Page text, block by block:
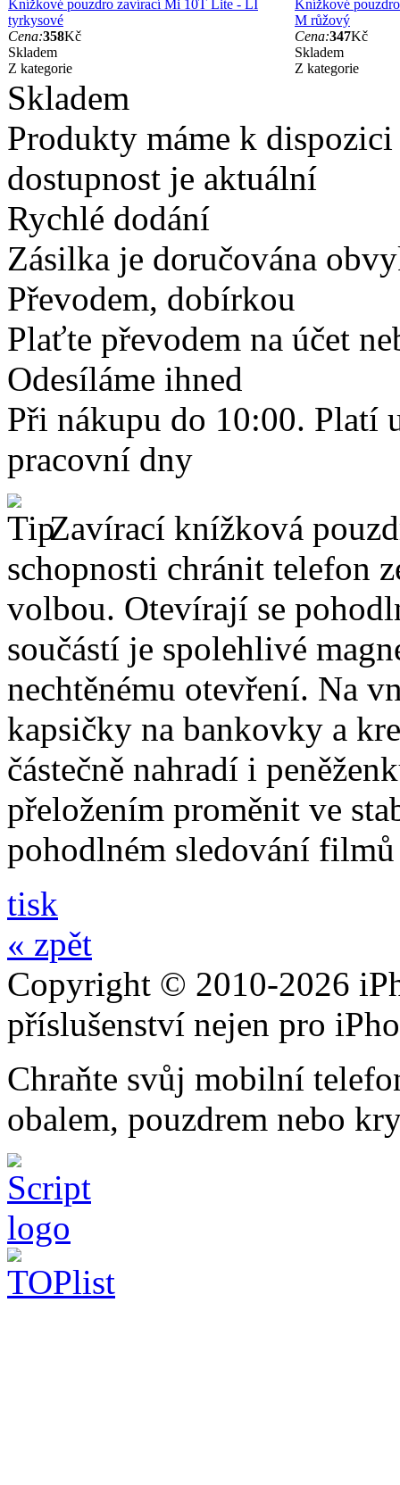
Knížkové pouzdro zavírací Mi 10T Lite - LI
tyrkysové
Cena:358Kč
Skladem
Z kategorie
Knížkové
M růžový
Cena:347Kč
Skladem
Z kategorie
Skladem
Produkty máme k
dostupnost je aktuální
Rychlé dodání
Zásilka je doručována
Převodem, dobírkou
Plaťte převodem na účet
Odesíláme ihned
Při nákupu do 10:00. Platí
pracovní dny
Zavírací knížková
schopnosti chránit telefon
volbou. Otevírají se
součástí je spolehlivé
nechtěnému otevření. Na
kapsičky na bankovky a
částečně nahradí i
přeložením proměnit ve
pohodlném sledování
tisk
« zpět
Copyright © 2010-2026
příslušenství nejen pro
Chraňte svůj mobilní
obalem, pouzdrem nebo